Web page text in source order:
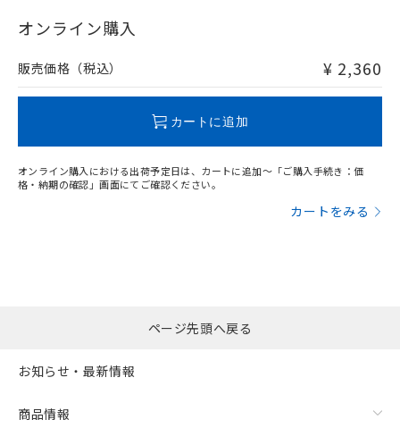
在庫等で未対応品が混在する可能性があります。
問い合わせください。
オンライン購入
販売価格（税込） ¥ 2,360
カートに追加
オンライン購入における出荷予定日は、カートに追加～「ご購入手続き：価
格・納期の確認」画面にてご確認ください。
カートをみる
ページ先頭へ戻る
お知らせ・最新情報
商品情報